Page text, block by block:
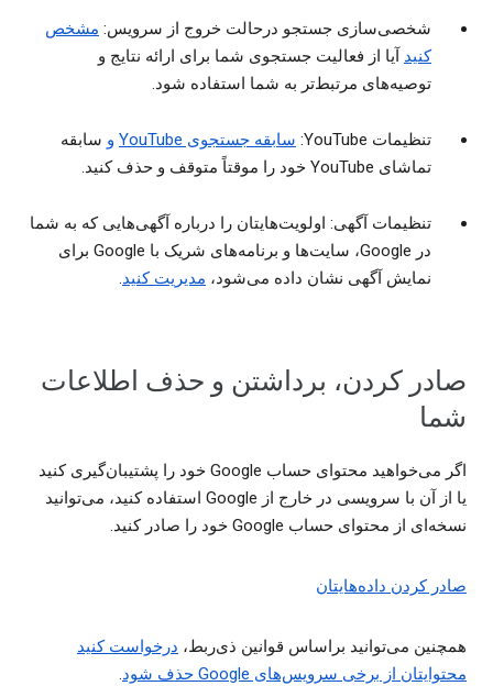
شخصی‌سازی جستجو درحالت خروج از سرویس: مشخص
کنید آیا از فعالیت جستجوی شما برای ارائه نتایج و
توصیه‌های مرتبط‌تر به شما استفاده شود.
تنظیمات YouTube: سابقه جستجوی YouTube و سابقه
تماشای YouTube خود را موقتاً متوقف و حذف کنید.
تنظیمات آگهی: اولویت‌هایتان را درباره آگهی‌هایی که به شما
در Google، سایت‌ها و برنامه‌های شریک با Google برای
نمایش آگهی نشان داده می‌شود، مدیریت کنید.
صادر کردن، برداشتن و حذف اطلاعات
شما
اگر می‌خواهید محتوای حساب Google خود را پشتیبان‌گیری کنید
یا از آن با سرویسی در خارج از Google استفاده کنید، می‌توانید
نسخه‌ای از محتوای حساب Google خود را صادر کنید.
صادر کردن داده‌هایتان
همچنین می‌توانید براساس قوانین ذی‌ربط، درخواست کنید
محتوایتان از برخی سرویس‌های Google حذف شود
.